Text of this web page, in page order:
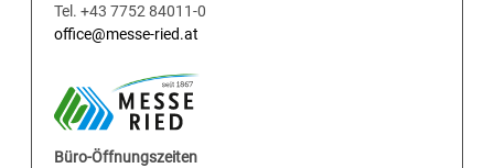
Tel. +43 7752 84011-0
office@messe-ried.at
Büro-Öffnungszeiten